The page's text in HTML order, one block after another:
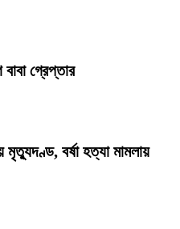
গ্রেপ্তার
মৃত্যুদণ্ড, বর্ষা হত্যা মামলায়